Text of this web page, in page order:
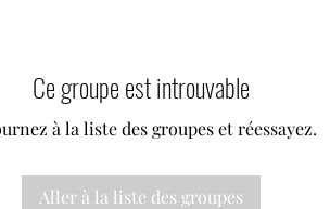
Ce groupe est introuvable
à la liste des groupes et réessayez.
Aller à la liste des groupes